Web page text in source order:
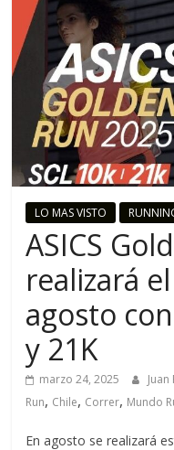
o
R
u
n
n
n
g
LO MAS VISTO
ASICS
realizará
agosto
y 21K
marzo 24, 2025
Run, Chile, Correr, Mundo
En agosto se realizará